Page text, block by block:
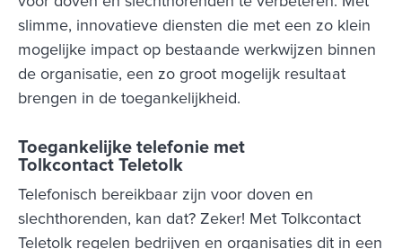
slimme, innovatieve diensten die met een zo klein
mogelijke impact op bestaande werkwijzen binnen
de organisatie, een zo groot mogelijk resultaat
brengen in de toegankelijkheid.
Toegankelijke telefonie met
Tolkcontact Teletolk
Telefonisch bereikbaar zijn voor doven en
slechthorenden, kan dat? Zeker! Met Tolkcontact
Teletolk regelen bedrijven en organisaties dit in een